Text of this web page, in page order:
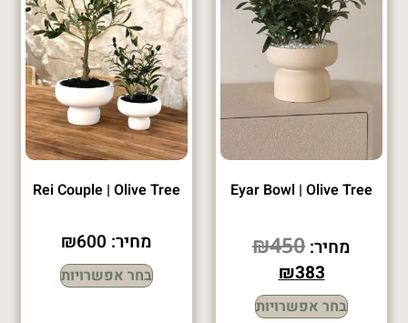
Eyar Bowl | Olive Tree
מחיר: ₪450
₪383
בחר אפשרויות
Rei Couple | Olive Tree
מחיר: ₪600
בחר אפשרויות